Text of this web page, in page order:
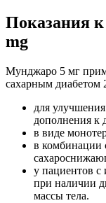
Показания
mg
Мунджаро 5 мг
сахарным диабетом
для
дополнения к
в виде
в комбинации
у пациентов с
при наличии
массы тела.